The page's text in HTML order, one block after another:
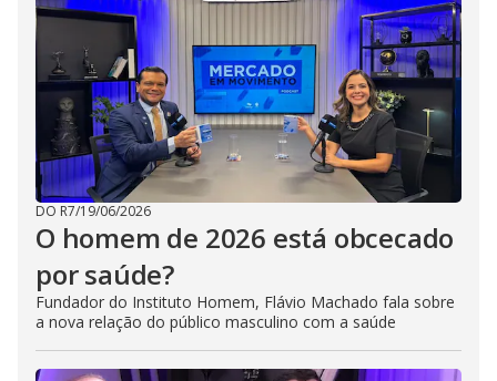
DO R7/19/06/2026
O homem de 2026 está obcecado
por saúde?
Fundador do Instituto Homem, Flávio Machado fala sobre
a nova relação do público masculino com a saúde